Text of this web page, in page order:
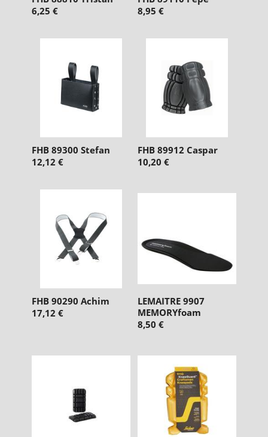
6,25 €
8,95 €
FHB 89300 Stefan
12,12 €
FHB 89912 Caspar
10,20 €
FHB 90290 Achim
17,12 €
LEMAITRE 9907
MEMORYfoam
8,50 €